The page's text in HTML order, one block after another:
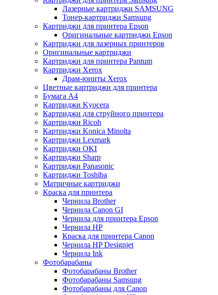
Лазерные картриджи SAMSUNG
Тонер-картриджи Samsung
Картриджи для принтера Epson
Оригинальные картриджи Epson
Картриджи для лазерных принтеров
Оригинальные картриджи
Картриджи для принтера Pantum
Картриджи Xerox
Драм-юниты Xerox
Цветные картриджи для принтера
Бумага А4
Картриджи Kyocera
Картриджи для струйного принтера
Картриджи Ricoh
Картриджи Konica Minolta
Картриджи Lexmark
Картриджи OKI
Картриджи Sharp
Картриджи Panasonic
Картриджи Toshiba
Матричные картриджи
Краска для принтера
Чернила Brother
Чернила Canon GI
Чернила для принтера Epson
Чернила HP
Краска для принтера Canon
Чернила HP Designjet
Чернила Ink
Фотобарабаны
Фотобарабаны Brother
Фотобарабаны Samsung
Фотобарабаны для Canon